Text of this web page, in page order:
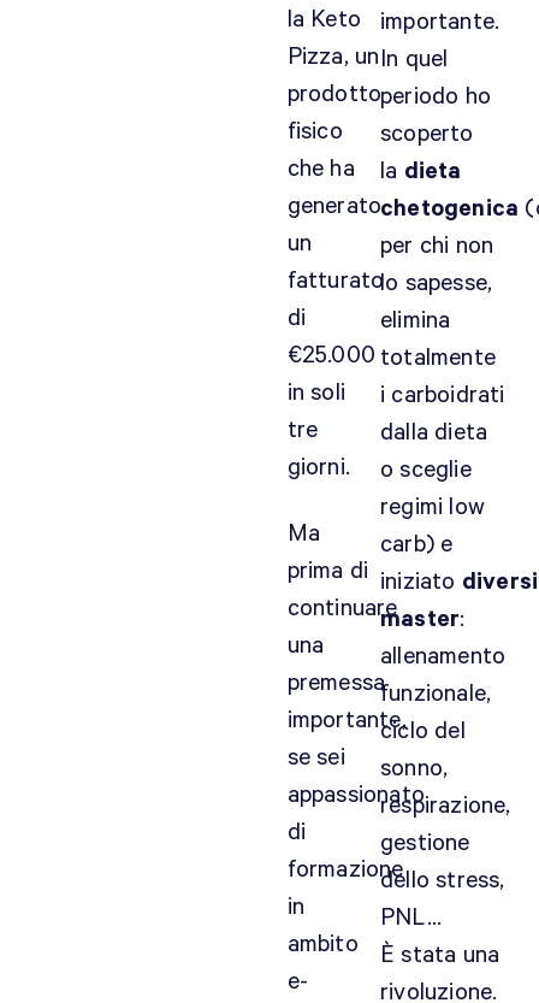
la Keto
Pizza, un
prodotto
fisico
che ha
generato
un
fatturato
di
€25.000
in soli
tre
giorni.
Ma
prima di
continuare
una
premessa
importante,
se sei
appassionato
di
formazione
in
ambito
e-
importante.
In quel
periodo ho
scoperto
la dieta
chetogenica
per chi non
lo sapesse,
elimina
totalmente
i carboidrati
dalla dieta
o sceglie
regimi low
carb) e
iniziato diversi
master:
allenamento
funzionale,
ciclo del
sonno,
respirazione,
gestione
dello stress,
PNL…
È stata una
rivoluzione.